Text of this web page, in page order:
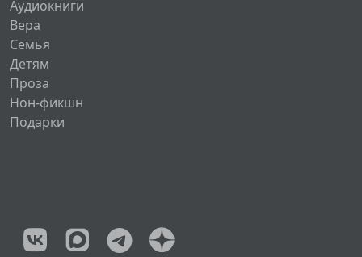
Аудиокниги
Вера
Семья
Детям
Проза
Нон-фикшн
Подарки